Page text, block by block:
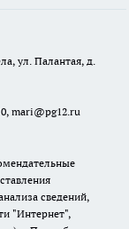
ул. Палантая, д.
mari@pg12.ru
сведений,
"Интернет",